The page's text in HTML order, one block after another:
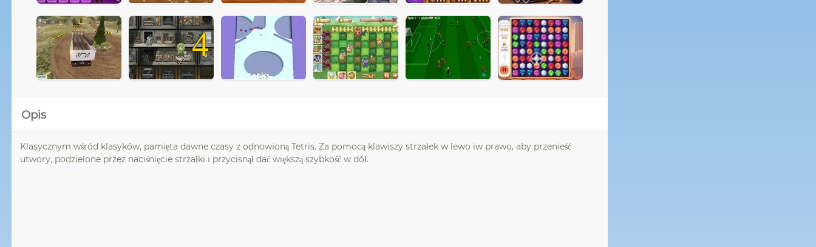
4
Opis
Klasycznym wśród klasyków, pamięta dawne czasy z odnowioną Tetris. Za pomocą klawiszy strzałek w lewo iw prawo, aby przenieść
utwory, podzielone przez naciśnięcie strzałki i przycisnął dać większą szybkość w dół.